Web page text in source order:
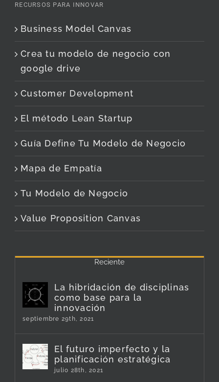
RECURSOS PARA INNOVAR
Business Model Canvas
Crea tu modelo de negocio con
google drive
Customer Development
El método Lean Startup
Guía Define Tu Modelo de Negocio
Mapa de Empatía
Tu Modelo de Negocio
Value Proposition Canvas
Reciente
La hibridación de disciplinas
como base para la
innovación
septiembre 29th, 2021
El futuro imperfecto y la
planificación estratégica
julio 28th, 2021